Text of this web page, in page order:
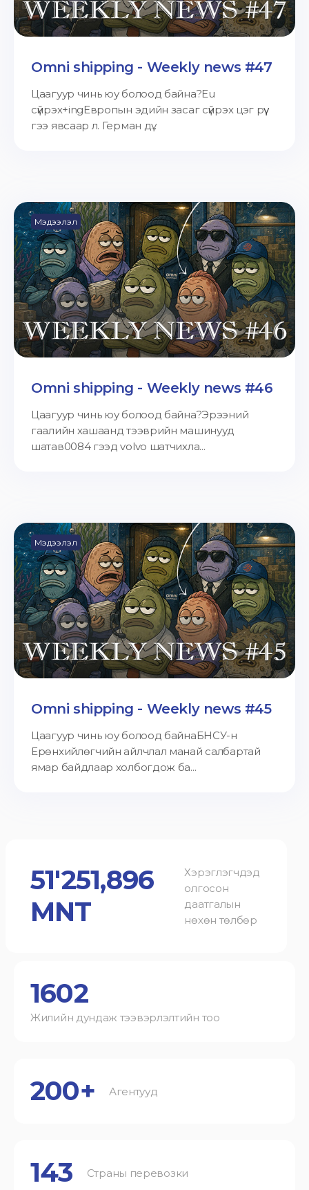
Omni shipping - Weekly news #47
Цаагуур чинь юу болоод байна?Eu
сүйрэх+ingЕвропын эдийн засаг сүйрэх цэг рүү
гээ явсаар л. Герман дү...
Мэдээлэл
Omni shipping - Weekly news #46
Цаагуур чинь юу болоод байна?Эрээний
гаалийн хашаанд тээврийн машинууд
шатав0084 гээд volvo шатчихла...
Мэдээлэл
Omni shipping - Weekly news #45
Цаагуур чинь юу болоод байнаБНСУ-н
Ерөнхийлөгчийн айлчлал манай салбартай
ямар байдлаар холбогдож ба...
51'251,896
MNT
Хэрэглэгчдэд
олгосон
даатгалын
нөхөн төлбөр
1602
Жилийн дундаж тээвэрлэлтийн тоо
200+ Агентууд
143 Страны перевозки